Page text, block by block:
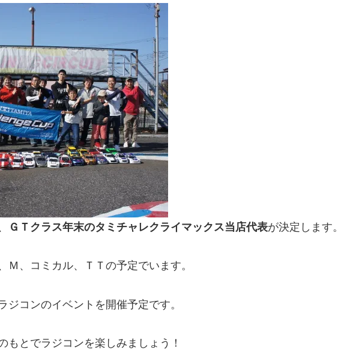
ＧＴクラス年末のタミチャレクライマックス当店代表が決定します。
Ｍ、コミカル、ＴＴの予定でいます。
ジコンのイベントを開催予定です。
もとでラジコンを楽しみましょう！